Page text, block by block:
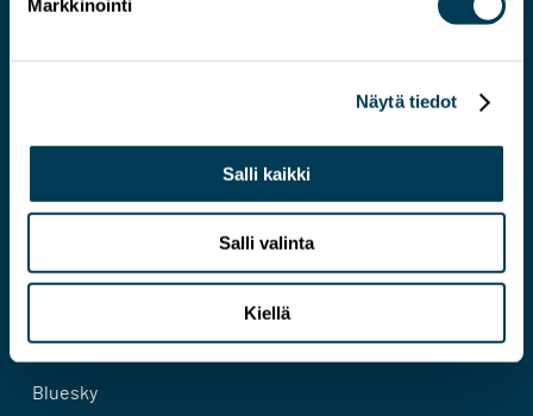
Markkinointi
Näytä tiedot
Salli kaikki
Salli valinta
Kiellä
An expert on a more pragmatic EU
Contact
Bluesky